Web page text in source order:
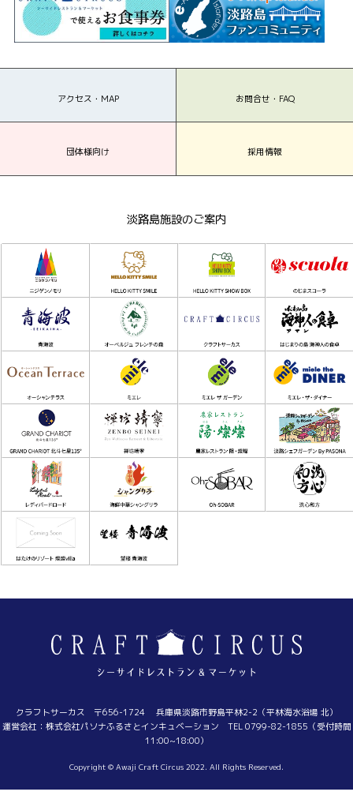
アクセス・MAP お問合せ・FAQ
団体様向け 採用情報
淡路島施設のご案内
クラフトサーカス 〒656-1724 兵庫県淡路市野島平林2-2（平林海水浴場 北）
運営会社：株式会社パソナふるさとインキュベーション TEL 0799-82-1855（受付時間
11:00~18:00）
Copyright © Awaji Craft Circus 2022. All Rights Reserved.